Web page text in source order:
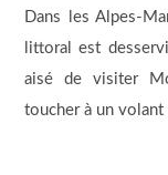
Dans les Alpes-
littoral est
aisé de visiter
toucher à un